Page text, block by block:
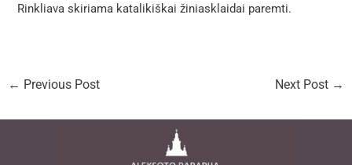
Rinkliava skiriama katalikiškai žiniasklaidai paremti.
← Previous Post Next Post →